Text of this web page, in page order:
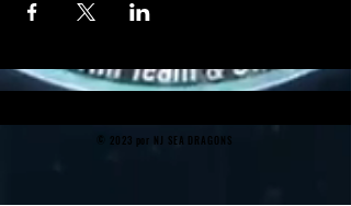
© 2023 por NJ SEA DRAGONS